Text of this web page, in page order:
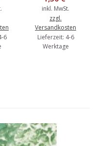
6
inkl. MwSt.
zzgl.
Versandkosten
Lieferzeit: 4-6
Werktage